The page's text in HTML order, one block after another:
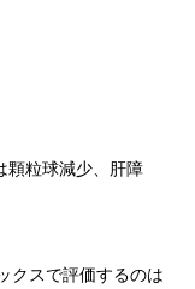
粒球減少、肝障
クスで評価するのは